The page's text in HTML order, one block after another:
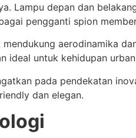
Lampu depan dan
pengganti spion
aerodinamika
ideal untuk kehidupan
pada pendekatan
dan elegan.